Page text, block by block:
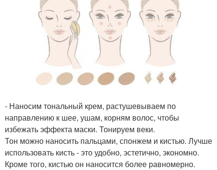
- Наносим тональный крем, растушевываем по
направлению к шее, ушам, корням волос, чтобы
избежать эффекта маски. Тонируем веки.
Тон можно наносить пальцами, спонжем и кистью. Лучше
использовать кисть - это удобно, эстетично, экономно.
Кроме того, кистью он наносится более равномерно.